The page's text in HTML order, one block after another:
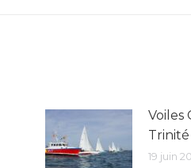
Voiles
Trinité
19 juin